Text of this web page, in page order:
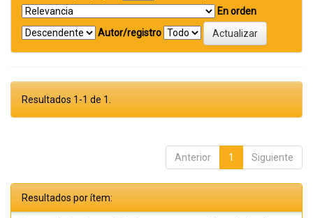
En orden
Autor/registro
Resultados 1-1 de 1.
Anterior 1 Siguiente
Resultados por ítem: